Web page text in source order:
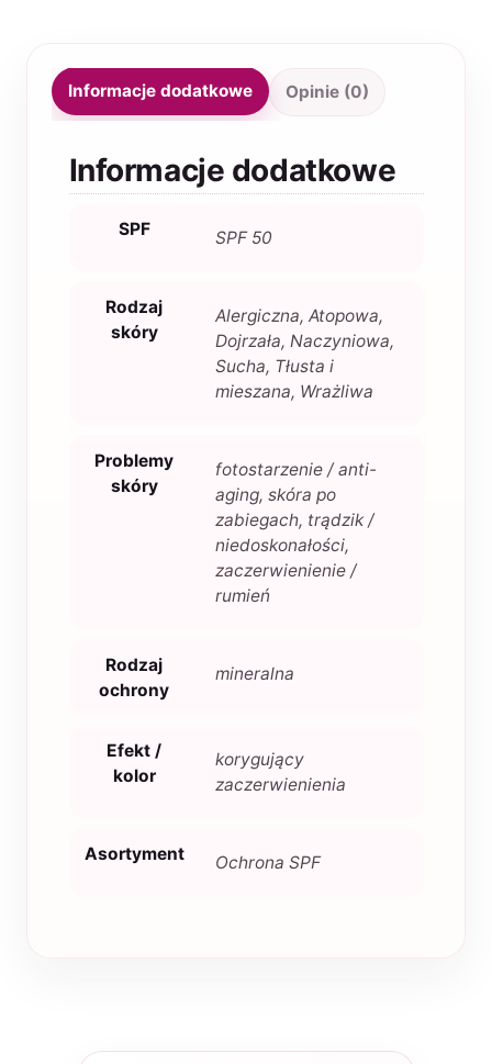
Informacje dodatkowe Opinie (0)
Informacje dodatkowe
SPF SPF 50
Rodzaj
skóry
Alergiczna, Atopowa,
Dojrzała, Naczyniowa,
Sucha, Tłusta i
mieszana, Wrażliwa
Problemy
skóry
fotostarzenie / anti-
aging, skóra po
zabiegach, trądzik /
niedoskonałości,
zaczerwienienie /
rumień
Rodzaj
ochrony
mineralna
Efekt /
kolor
korygujący
zaczerwienienia
Asortyment Ochrona SPF